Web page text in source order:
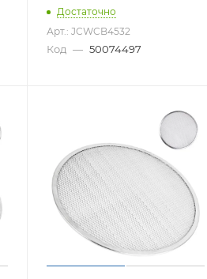
Достаточно
Арт.: JCWCB4532
Код — 50074497